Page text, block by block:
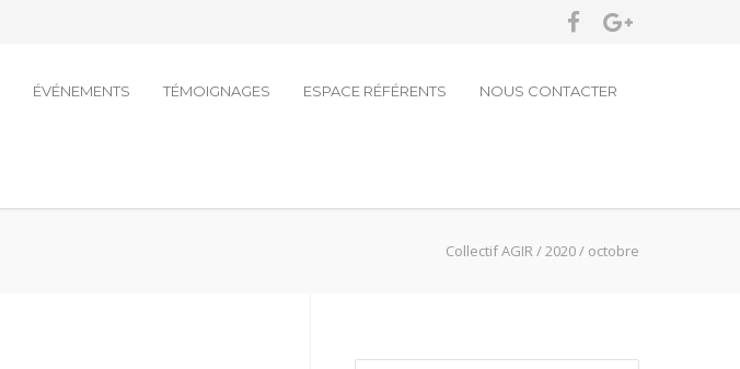
ÉVÉNEMENTS TÉMOIGNAGES ESPACE RÉFÉRENTS NOUS CONTACTER
Collectif AGIR/2020/ octobre